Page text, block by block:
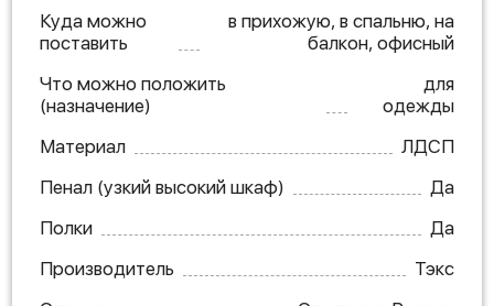
Куда можно
поставить
в прихожую, в спальню, на
балкон, офисный
Что можно положить
(назначение)
для
одежды
Материал
ЛДСП
Пенал (узкий высокий шкаф)
Да
Полки
Да
Производитель
Тэкс